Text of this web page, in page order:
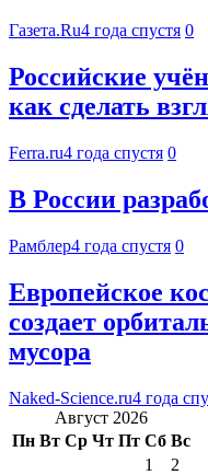
Газета.Ru4 года спустя 0
Российские
как сделать
Ferra.ru4 года спустя 0
В России
Рамблер4 года спустя 0
Европейское
создает
мусора
Naked-Science.ru4 года
Август 2026
Пн Вт Ср Чт Пт Сб Вс
1
2